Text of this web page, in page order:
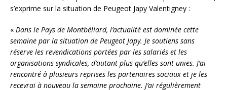
s’exprime sur la situation de Peugeot Japy Valentigney :
« Dans le Pays de Montbéliard, l’actualité est dominée cette
semaine par la situation de Peugeot Japy. Je soutiens sans
réserve les revendications portées par les salariés et les
organisations syndicales, d’autant plus qu’elles sont unies. J’ai
rencontré à plusieurs reprises les partenaires sociaux et je les
recevrai à nouveau la semaine prochaine. J’ai régulièrement